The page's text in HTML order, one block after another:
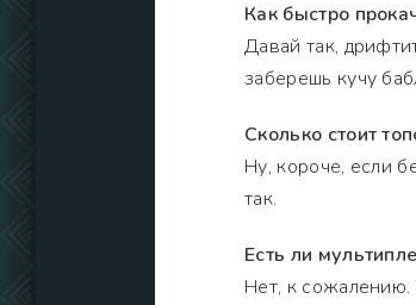
Как быстро
Давай так,
заберешь кучу
Сколько стоит
Ну, короче, если
так.
Есть ли
Нет, к сожалению.